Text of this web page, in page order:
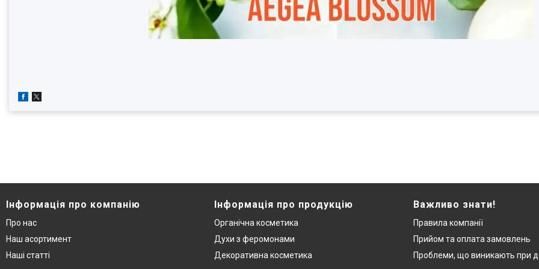
Інформація про компанію
Про нас
Наш асортимент
Наші статті
Інформація про продукцію
Органічна косметика
Духи з феромонами
Декоративна косметика
Важливо знати!
Правила компанії
Прийом та оплата замовлень
Проблеми, що виникають при